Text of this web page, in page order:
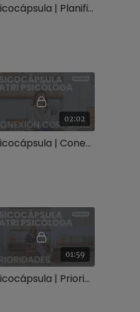
Psicocápsula | Planificar y organizar
02:02
Psicocápsula | Conexión
01:59
Psicocápsula | Prioridades